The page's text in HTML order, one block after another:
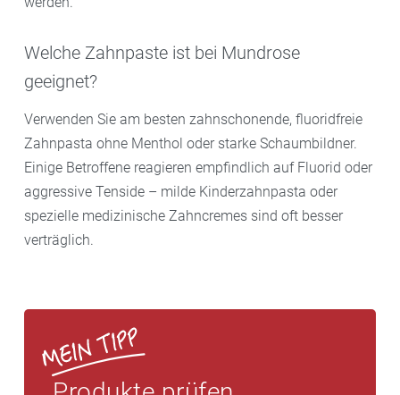
Welche Zahnpaste ist bei Mundrose
geeignet?
Verwenden Sie am besten zahnschonende, fluoridfreie
Zahnpasta ohne Menthol oder starke Schaumbildner.
Einige Betroffene reagieren empfindlich auf Fluorid oder
aggressive Tenside – milde Kinderzahnpasta oder
spezielle medizinische Zahncremes sind oft besser
verträglich.